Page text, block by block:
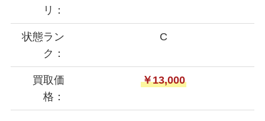
リ：
状態ラン
ク：
C
買取価
格：
￥13,000